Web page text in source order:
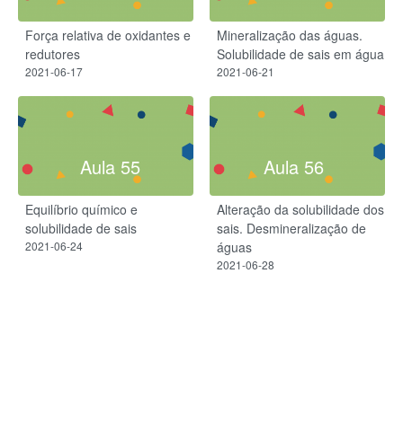
Força relativa de oxidantes e
redutores
2021-06-17
Mineralização das águas.
Solubilidade de sais em água
2021-06-21
Aula 55
Equilíbrio químico e
solubilidade de sais
2021-06-24
Aula 56
Alteração da solubilidade dos
sais. Desmineralização de
águas
2021-06-28